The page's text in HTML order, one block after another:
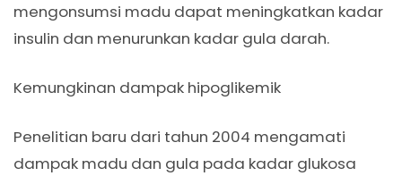
mengonsumsi madu dapat meningkatkan kadar
insulin dan menurunkan kadar gula darah.
Kemungkinan dampak hipoglikemik
Penelitian baru dari tahun 2004 mengamati
dampak madu dan gula pada kadar glukosa